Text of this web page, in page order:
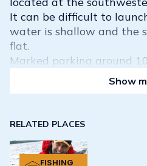
It can be difficult to
water is shallow and the
flat.
Marked parking around
Show
RELATED PLACES
FISHING